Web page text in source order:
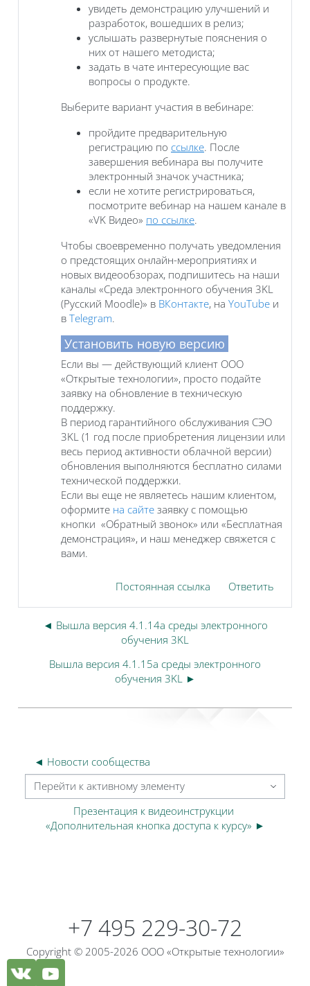
увидеть демонстрацию улучшений и
разработок, вошедших в релиз;
услышать развернутые пояснения о
них от нашего методиста;
задать в чате интересующие вас
вопросы о продукте.
Выберите вариант участия в вебинаре:
пройдите предварительную
регистрацию по ссылке. После
завершения вебинара вы получите
электронный значок участника;
если не хотите регистрироваться,
посмотрите вебинар на нашем канале в
«VK Видео» по ссылке.
Чтобы своевременно получать уведомления
о предстоящих онлайн-мероприятиях и
новых видеообзорах, подпишитесь на наши
каналы «Среда электронного обучения 3KL
(Русский Moodle)» в ВКонтакте, на YouTube и
в Telegram.
Установить новую версию
Если вы — действующий клиент ООО
«Открытые технологии», просто подайте
заявку на обновление в техническую
поддержку.
В период гарантийного обслуживания СЭО
3KL (1 год после приобретения лицензии или
весь период активности облачной версии)
обновления выполняются бесплатно силами
технической поддержки.
Если вы еще не являетесь нашим клиентом,
оформите на сайте заявку с помощью
кнопки «Обратный звонок» или «Бесплатная
демонстрация», и наш менеджер свяжется с
вами.
Постоянная ссылка Ответить
◄ Вышла версия 4.1.14a среды электронного
обучения 3KL
Вышла версия 4.1.15a среды электронного
обучения 3KL ►
◄ Новости сообщества
Перейти к активному элементу
Презентация к видеоинструкции
«Дополнительная кнопка доступа к курсу» ►
+7 495 229-30-72
Copyright © 2005-2026 ООО «Открытые технологии»